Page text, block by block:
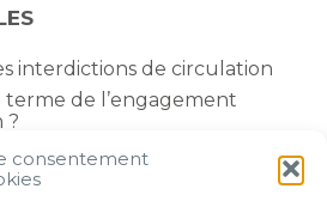
consentement
interdictions de circulation
de l’engagement
?
: une aide